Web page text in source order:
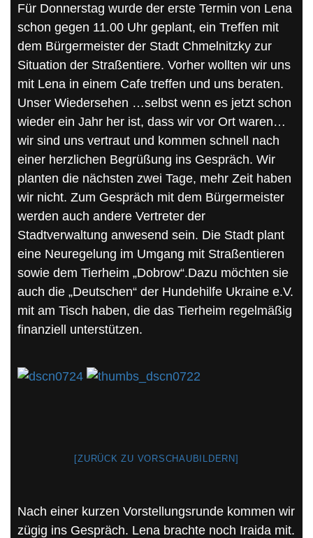
Für Donnerstag wurde der erste Termin von Lena
schon gegen 11.00 Uhr geplant, ein Treffen mit
dem Bürgermeister der Stadt Chmelnitzky zur
Situation der Straßentiere. Vorher wollten wir uns
mit Lena in einem Cafe treffen und uns beraten.
Unser Wiedersehen …selbst wenn es jetzt schon
wieder ein Jahr her ist, dass wir vor Ort waren…
wir sind uns vertraut und kommen schnell nach
einer herzlichen Begrüßung ins Gespräch. Wir
planten die nächsten zwei Tage, mehr Zeit haben
wir nicht. Zum Gespräch mit dem Bürgermeister
werden auch andere Vertreter der
Stadtverwaltung anwesend sein. Die Stadt plant
eine Neuregelung im Umgang mit Straßentieren
sowie dem Tierheim „Dobrow“.Dazu möchten sie
auch die „Deutschen“ der Hundehilfe Ukraine e.V.
mit am Tisch haben, die das Tierheim regelmäßig
finanziell unterstützen.
[ZURÜCK ZU VORSCHAUBILDERN]
Nach einer kurzen Vorstellungsrunde kommen wir
zügig ins Gespräch. Lena brachte noch Iraida mit.